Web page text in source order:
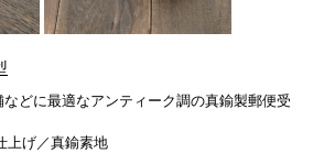
どに最適なアンティーク調の真鍮製郵便受
げ／真鍮素地